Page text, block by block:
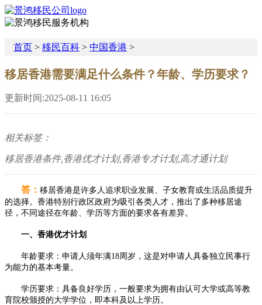
首页 > 移民百科 > 中国香港 >
移居香港需要满足什么条件？年龄、学历要求？
更新时间:2025-08-11 16:05
相关标签：
移居香港条件,香港优才计划​,香港专才计划,高才通计划
答： 移居香港是许多人追求职业发展、子女教育或生活品质提升
的选择。香港特别行政区政府为吸引各类人才，推出了多种移居途
径，不同途径在年龄、学历等方面的要求各有差异。
一、香港优才计划​
年龄要求：申请人须年满18周岁，这是对申请人具备独立民事行
为能力的基本考量。​
学历要求：具备良好学历，一般要求为拥有由认可大学或高等教
育院校颁授的大学学位，即本科及以上学历。